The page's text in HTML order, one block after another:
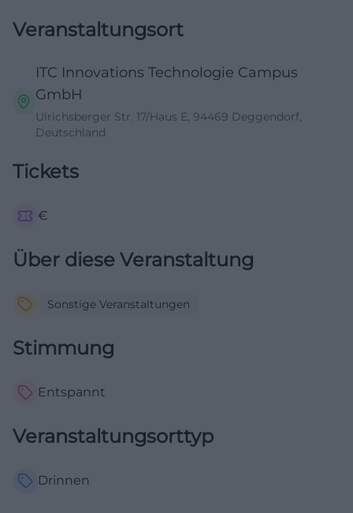
Veranstaltungsort
ITC Innovations Technologie Campus
GmbH
Ulrichsberger Str. 17/Haus E, 94469 Deggendorf,
Deutschland
Tickets
€
Über diese Veranstaltung
Sonstige Veranstaltungen
Stimmung
Entspannt
Veranstaltungsorttyp
Drinnen